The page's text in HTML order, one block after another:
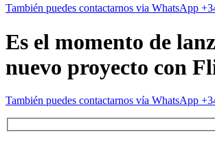
También puedes contactarnos via WhatsApp
Es el momento de
nuevo proyecto con
También puedes contactarnos vía WhatsApp